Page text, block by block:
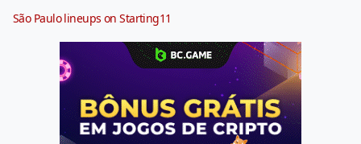
São Paulo lineups on Starting11